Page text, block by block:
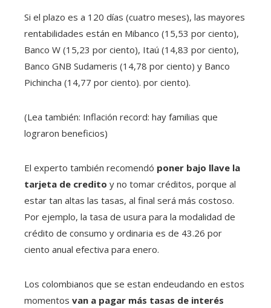
Si el plazo es a 120 días (cuatro meses), las mayores
rentabilidades están en Mibanco (15,53 por ciento),
Banco W (15,23 por ciento), Itaú (14,83 por ciento),
Banco GNB Sudameris (14,78 por ciento) y Banco
Pichincha (14,77 por ciento). por ciento).
(Lea también: Inflación record: hay familias que
lograron beneficios)
El experto también recomendó poner bajo llave la
tarjeta de credito y no tomar créditos, porque al
estar tan altas las tasas, al final será más costoso.
Por ejemplo, la tasa de usura para la modalidad de
crédito de consumo y ordinaria es de 43.26 por
ciento anual efectiva para enero.
Los colombianos que se estan endeudando en estos
momentos van a pagar más tasas de interés